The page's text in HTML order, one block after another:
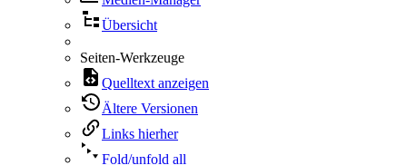
Übersicht
Seiten-Werkzeuge
Quelltext anzeigen
Ältere Versionen
Links hierher
Fold/unfold all